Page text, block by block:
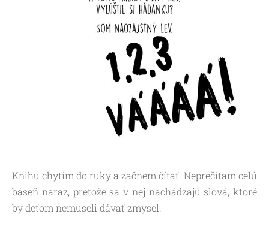
Knihu chytím do ruky a začnem čítať. Neprečítam celú
báseň naraz, pretože sa v nej nachádzajú slová, ktoré
by deťom nemuseli dávať zmysel.